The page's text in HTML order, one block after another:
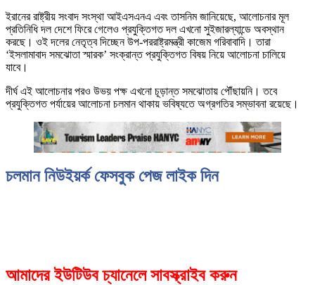
ইরানের রাষ্ট্রীয় সংবাদ সংস্থা আইএসএনএ এবং তাসনিম জানিয়েছে, আলোচনার মূল
প্রতিনিধি দল দেশে ফিরে গেলেও প্রযুক্তিগত দল এখনো সুইজারল্যান্ডে অবস্থান
করছে। ওই দলের নেতৃত্ব দিচ্ছেন উপ-পররাষ্ট্রমন্ত্রী কাজেম গরিবাবাদি। তারা
‘ইসলামাবাদ সমঝোতা স্মারক’ সংক্রান্ত প্রযুক্তিগত বিষয় নিয়ে আলোচনা চালিয়ে
যাবে।
দীর্ঘ এই আলোচনার পরও উভয় পক্ষ এখনো চূড়ান্ত সমঝোতায় পৌঁছায়নি। তবে
প্রযুক্তিগত পর্যায়ের আলোচনা চলমান থাকায় ভবিষ্যতে অগ্রগতির সম্ভাবনা রয়েছে।
চলমান নিউইয়র্ক ফেসবুক পেজ লাইক দিন
আমাদের ইউটিউব চ্যানেলে সাবস্ক্রাইব করুন